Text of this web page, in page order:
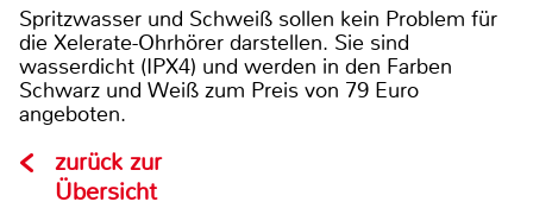
Spritzwasser und Schweiß sollen kein Problem für
die Xelerate-Ohrhörer darstellen. Sie sind
wasserdicht (IPX4) und werden in den Farben
Schwarz und Weiß zum Preis von 79 Euro
angeboten.
zurück zur
Übersicht